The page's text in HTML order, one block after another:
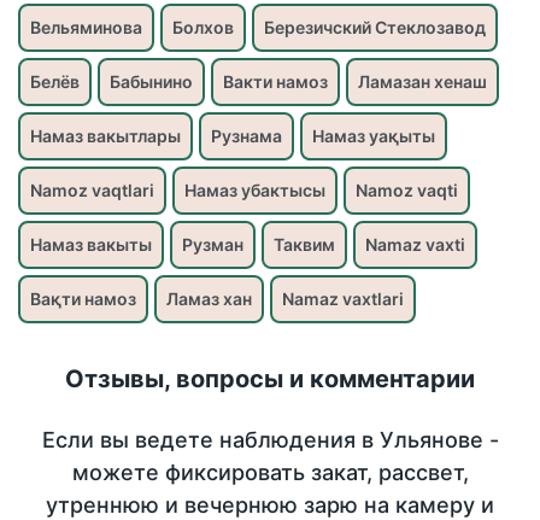
Вельяминова Болхов Березичский Стеклозавод
Белёв Бабынино Вакти намоз Ламазан хенаш
Намаз вакытлары Рузнама Намаз уақыты
Namoz vaqtlari Намаз убактысы Namoz vaqti
Намаз вакыты Рузман Таквим Namaz vaxti
Вақти намоз Ламаз хан Namaz vaxtlari
Отзывы, вопросы и комментарии
Если вы ведете наблюдения в Ульянове -
можете фиксировать закат, рассвет,
утреннюю и вечернюю зарю на камеру и